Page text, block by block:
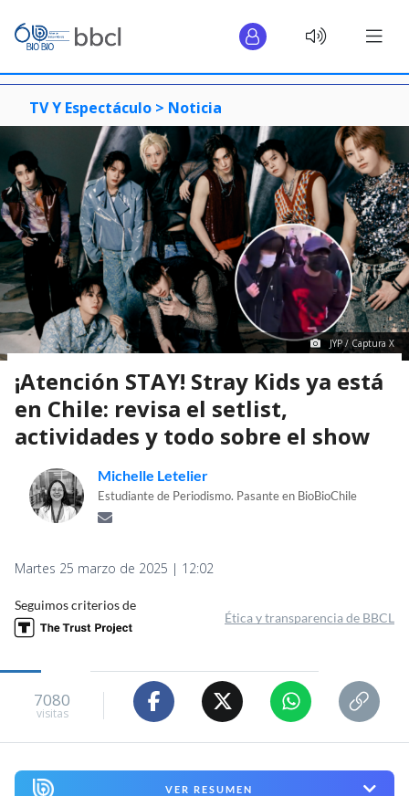
TV Y Espectáculo > Noticia
JYP / Captura X
¡Atención STAY! Stray Kids ya está
en Chile: revisa el setlist,
actividades y todo sobre el show
Michelle Letelier
Estudiante de Periodismo. Pasante en BioBioChile
Martes 25 marzo de 2025 | 12:02
Seguimos criterios de
Ética y transparencia de BBCL
7080
visitas
VER RESUMEN